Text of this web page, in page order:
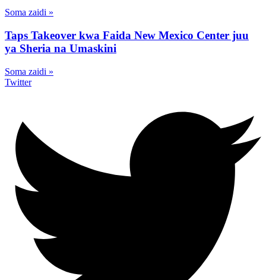
Soma zaidi »
Taps Takeover kwa Faida New Mexico Center juu
ya Sheria na Umaskini
Soma zaidi »
Twitter